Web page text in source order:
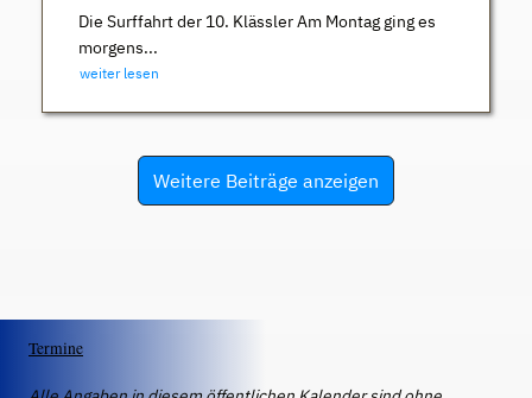
Die Surffahrt der 10. Klässler Am Montag ging es
morgens...
weiter lesen
Weitere Beiträge anzeigen
Termine